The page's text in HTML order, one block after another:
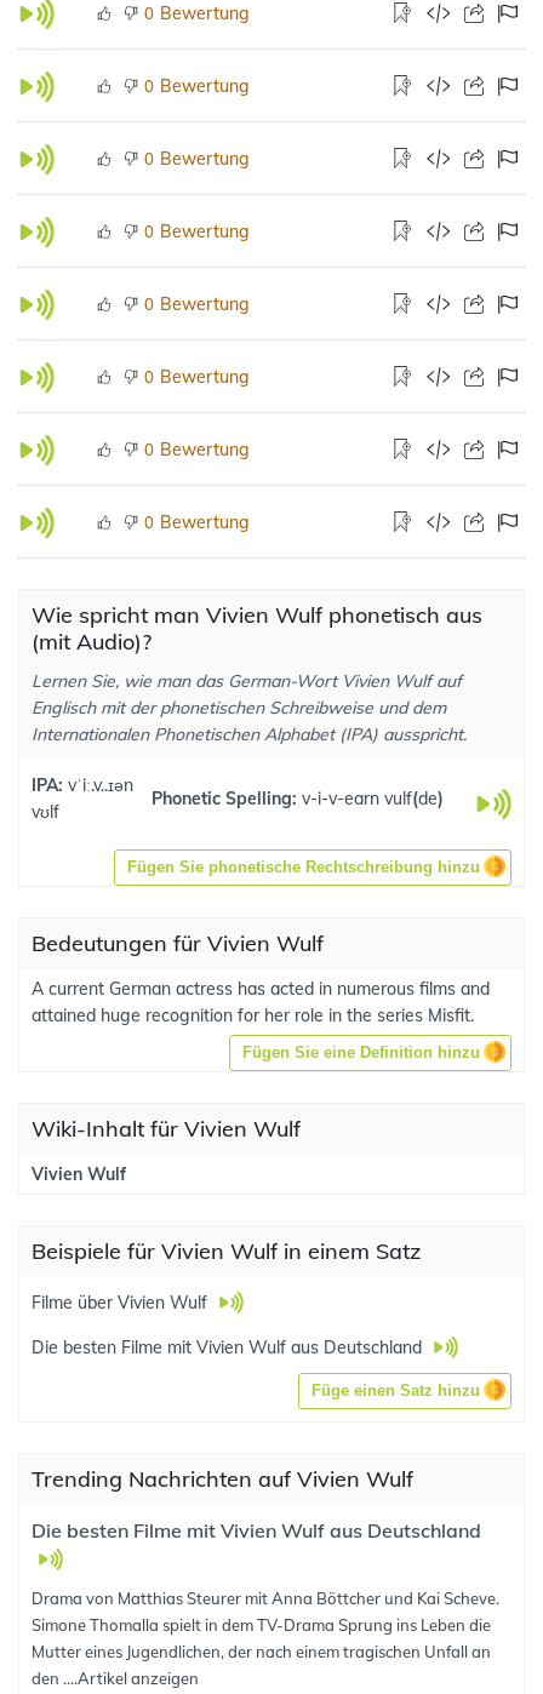
0 Bewertung
0 Bewertung
0 Bewertung
0 Bewertung
0 Bewertung
0 Bewertung
0 Bewertung
0 Bewertung
Wie spricht man Vivien Wulf phonetisch aus
(mit Audio)?
Lernen Sie, wie man das German-Wort Vivien Wulf auf
Englisch mit der phonetischen Schreibweise und dem
Internationalen Phonetischen Alphabet (IPA) ausspricht.
IPA: vˈiː.v..ɪən
vʊlf
Phonetic Spelling: v-i-v-earn vulf(de)
Fügen Sie phonetische Rechtschreibung hinzu
Bedeutungen für Vivien Wulf
A current German actress has acted in numerous films and
attained huge recognition for her role in the series Misfit.
Fügen Sie eine Definition hinzu
Wiki-Inhalt für Vivien Wulf
Vivien Wulf
Beispiele für Vivien Wulf in einem Satz
Filme über Vivien Wulf
Die besten Filme mit Vivien Wulf aus Deutschland
Füge einen Satz hinzu
Trending Nachrichten auf Vivien Wulf
Die besten Filme mit Vivien Wulf aus Deutschland
Drama von Matthias Steurer mit Anna Böttcher und Kai Scheve.
Simone Thomalla spielt in dem TV-Drama Sprung ins Leben die
Mutter eines Jugendlichen, der nach einem tragischen Unfall an
den ....Artikel anzeigen